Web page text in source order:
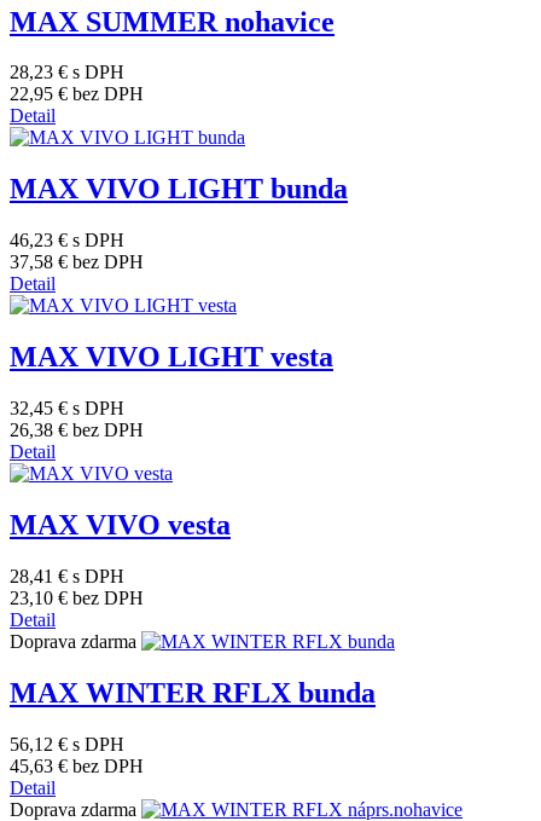
MAX SUMMER nohavice
28,23 € s DPH
22,95 € bez DPH
Detail
MAX VIVO LIGHT bunda
46,23 € s DPH
37,58 € bez DPH
Detail
MAX VIVO LIGHT vesta
32,45 € s DPH
26,38 € bez DPH
Detail
MAX VIVO vesta
28,41 € s DPH
23,10 € bez DPH
Detail
Doprava zdarma
MAX WINTER RFLX bunda
56,12 € s DPH
45,63 € bez DPH
Detail
Doprava zdarma